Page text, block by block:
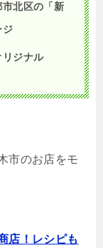
北区の「新
ジ
リジナル
市のお店をモ
店！レシピも